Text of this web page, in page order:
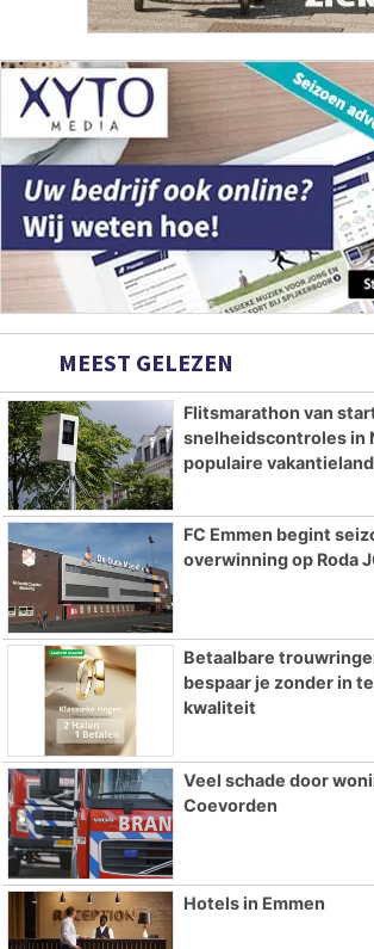
MEEST GELEZEN
Flitsmarathon van
snelheidscontroles in
populaire
FC Emmen begint
overwinning op Roda
Betaalbare
bespaar je zonder in
kwaliteit
Veel schade door
Coevorden
Hotels in Emmen